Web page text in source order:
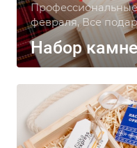
февраля, Все
Набор